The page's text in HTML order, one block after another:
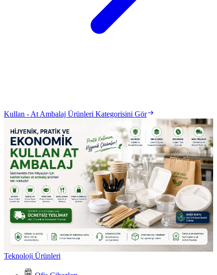
Kullan - At Ambalaj Ürünleri Kategorisini Gör
Teknoloji Ürünleri